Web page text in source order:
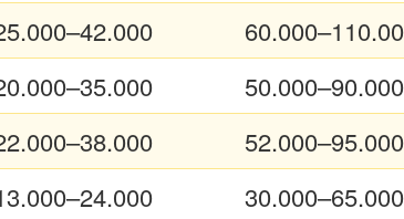
50.000–90.000
52.000–95.000
30.000–65.000